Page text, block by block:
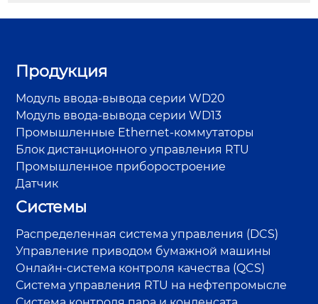
Продукция
Модуль ввода-вывода серии WD20
Модуль ввода-вывода серии WD13
Промышленные Ethernet-коммутаторы
Блок дистанционного управления RTU
Промышленное приборостроение
Датчик
Системы
Распределенная система управления (DCS)
Управление приводом бумажной машины
Онлайн-система контроля качества (QCS)
Система управления RTU на нефтепромысле